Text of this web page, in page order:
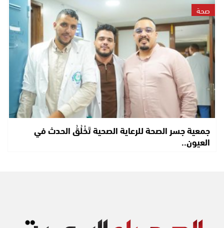
صحة
جمعية جسر الصحة للرعاية الصحية تَخْلُقُ الحدث في
العيون..